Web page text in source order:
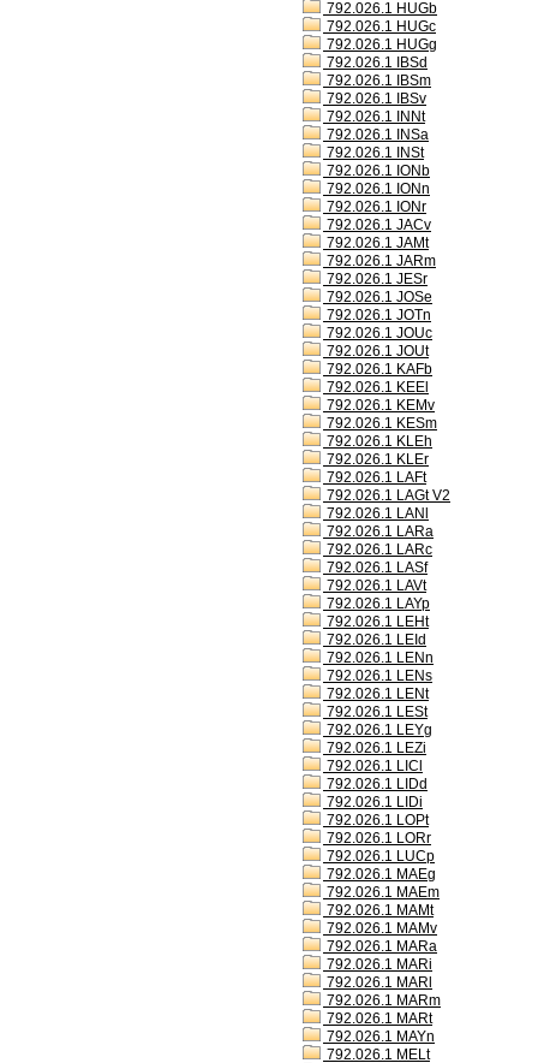
792.026.1 HUGb
792.026.1 HUGc
792.026.1 HUGg
792.026.1 IBSd
792.026.1 IBSm
792.026.1 IBSv
792.026.1 INNt
792.026.1 INSa
792.026.1 INSt
792.026.1 IONb
792.026.1 IONn
792.026.1 IONr
792.026.1 JACv
792.026.1 JAMt
792.026.1 JARm
792.026.1 JESr
792.026.1 JOSe
792.026.1 JOTn
792.026.1 JOUc
792.026.1 JOUt
792.026.1 KAFb
792.026.1 KEEl
792.026.1 KEMv
792.026.1 KESm
792.026.1 KLEh
792.026.1 KLEr
792.026.1 LAFt
792.026.1 LAGt V2
792.026.1 LANl
792.026.1 LARa
792.026.1 LARc
792.026.1 LASf
792.026.1 LAVt
792.026.1 LAYp
792.026.1 LEHt
792.026.1 LEId
792.026.1 LENn
792.026.1 LENs
792.026.1 LENt
792.026.1 LESt
792.026.1 LEYg
792.026.1 LEZi
792.026.1 LICl
792.026.1 LIDd
792.026.1 LIDi
792.026.1 LOPt
792.026.1 LORr
792.026.1 LUCp
792.026.1 MAEg
792.026.1 MAEm
792.026.1 MAMt
792.026.1 MAMv
792.026.1 MARa
792.026.1 MARi
792.026.1 MARl
792.026.1 MARm
792.026.1 MARt
792.026.1 MAYn
792.026.1 MELt